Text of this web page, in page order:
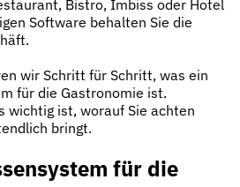
Bistro, Imbiss oder Hotel
Software behalten Sie die
wir Schritt für Schritt, was ein
für die Gastronomie ist.
wichtig ist, worauf Sie achten
bringt.
für die